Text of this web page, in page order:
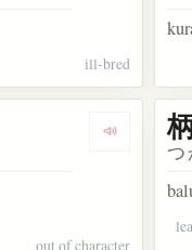
ill-bred
Dengarkan
out of character
つ